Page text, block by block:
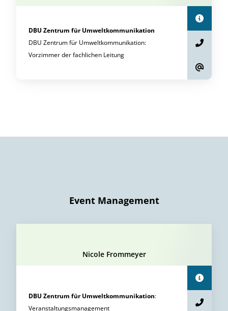
DBU Zentrum für Umweltkommunikation
DBU Zentrum für Umweltkommunikation:
Vorzimmer der fachlichen Leitung
Event Management
Nicole Frommeyer
DBU Zentrum für Umweltkommunikation:
Veranstaltungsmanagement